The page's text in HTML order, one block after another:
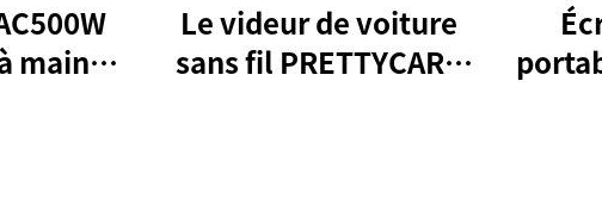
main 2
Le videur de voiture
sans fil PRETTYCARE